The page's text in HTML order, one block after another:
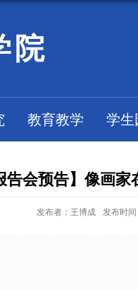
院
教育教学 学生
告会预告】像画
发布者：王博成 发布时